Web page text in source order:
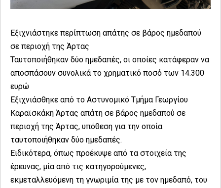
Εξιχνιάστηκε περίπτωση απάτης σε βάρος ημεδαπού
σε περιοχή της Άρτας
Ταυτοποιήθηκαν δύο ημεδαπές, οι οποίες κατάφεραν να
αποσπάσουν συνολικά το χρηματικό ποσό των 14.300
ευρώ
Εξιχνιάσθηκε από το Αστυνομικό Τμήμα Γεωργίου
Καραϊσκάκη Άρτας απάτη σε βάρος ημεδαπού σε
περιοχή της Άρτας, υπόθεση για την οποία
ταυτοποιήθηκαν δύο ημεδαπές.
Ειδικότερα, όπως προέκυψε από τα στοιχεία της
έρευνας, μία από τις κατηγορούμενες,
εκμεταλλευόμενη τη γνωριμία της με τον ημεδαπό, του